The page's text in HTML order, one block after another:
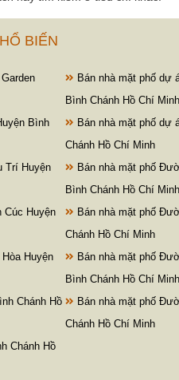
BIẾN
Bán nhà mặt phố dự
Bình Chánh Hồ Chí Minh
Bình
Bán nhà mặt phố dự
Chánh Hồ Chí Minh
Trí Huyện
Bán nhà mặt phố
Bình Chánh Hồ Chí Minh
Huyện
Bán nhà mặt phố
Chánh Hồ Chí Minh
Huyện
Bán nhà mặt phố
Bình Chánh Hồ Chí Minh
Chánh Hồ
Bán nhà mặt phố
Chánh Hồ Chí Minh
Chánh Hồ